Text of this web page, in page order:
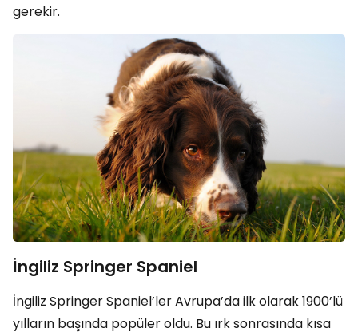
gerekir.
İngiliz Springer Spaniel
İngiliz Springer Spaniel’ler Avrupa’da ilk olarak 1900’lü
yılların başında popüler oldu. Bu ırk sonrasında kısa